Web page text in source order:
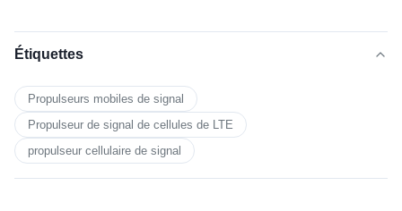
Étiquettes
Propulseurs mobiles de signal
Propulseur de signal de cellules de LTE
propulseur cellulaire de signal